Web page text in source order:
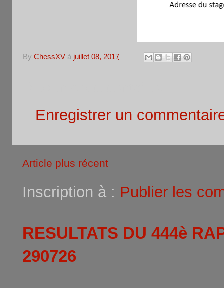
By ChessXV à juillet 08, 2017
Enregistrer un
Article plus récent
Inscription à : Publier les
RESULTATS DU 444è
290726